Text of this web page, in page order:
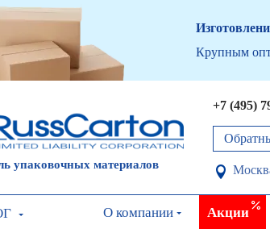
Крупным
упаковочных материалов
+7 (495)
О компании Акции